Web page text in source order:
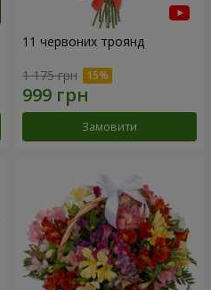
11 червоних троянд
1 175 грн
Замовити